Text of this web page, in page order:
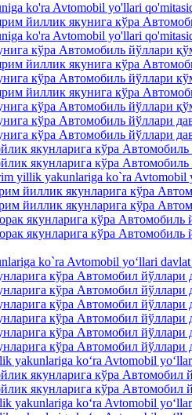
ko'ra Avtomobil yo'llari
йиллик якунига кўра
ko'ra Avtomobil yo'llari
кўра Автомобиль йўллари
йиллик якунига кўра
кўра Автомобиль йўллари
йиллик якунига кўра
кўра Автомобиль йўллари
кўра Автомобиль йўллари
кўра Автомобиль йўллари
якунларига кўра
якунларига кўра
yillik yakunlariga ko`ra Avtomobil
йиллик якунларига кўра
йиллик якунларига кўра
якунларига кўра
якунларига кўра
ko`ra Avtomobil yo‘llari davlat
кўра Автомобил
кўра Автомобил
кўра Автомобил
кўра Автомобил
кўра Автомобил
кўра Автомобил
yakunlariga ko‘ra Avtomobil
якунларига кўра
якунларига кўра Автомобил
yakunlariga ko‘ra Avtomobil